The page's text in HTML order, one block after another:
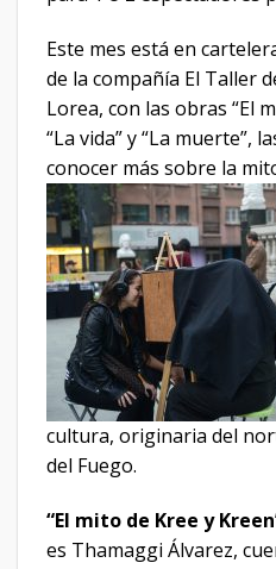
Este mes está en
de la compañía El Taller
Lorea, con las obras “El
“La vida” y “La muerte”,
conocer más sobre la
cultura, originaria del
del Fuego.
“El mito de Kree y
es Thamaggi Álvarez,